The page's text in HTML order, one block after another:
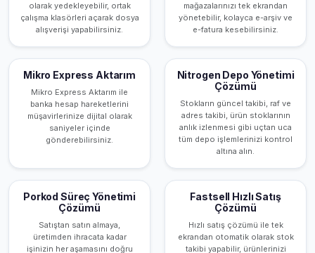
olarak yedekleyebilir, ortak
çalışma klasörleri açarak dosya
alışverişi yapabilirsiniz.
mağazalarınızı tek ekrandan
yönetebilir, kolayca e-arşiv ve
e-fatura kesebilirsiniz.
Mikro Express Aktarım
Mikro Express Aktarım ile
banka hesap hareketlerini
müşavirlerinize dijital olarak
saniyeler içinde
gönderebilirsiniz.
Nitrogen Depo Yönetimi
Çözümü
Stokların güncel takibi, raf ve
adres takibi, ürün stoklarının
anlık izlenmesi gibi uçtan uca
tüm depo işlemlerinizi kontrol
altına alın.
Porkod Süreç Yönetimi
Çözümü
Satıştan satın almaya,
üretimden ihracata kadar
işinizin her aşamasını doğru
Fastsell Hızlı Satış
Çözümü
Hızlı satış çözümü ile tek
ekrandan otomatik olarak stok
takibi yapabilir, ürünlerinizi